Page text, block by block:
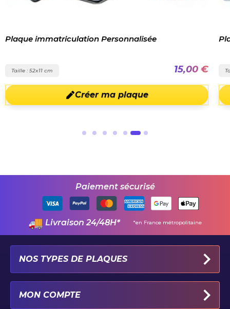
Plaque immatriculation Personnalisée
Taille : 52x11 cm 15,00 €
Créer ma plaque
Paiement sécurisé
Livraison 24/48H* *en France métropolitaine
NOS TYPES DE PLAQUES
MON COMPTE